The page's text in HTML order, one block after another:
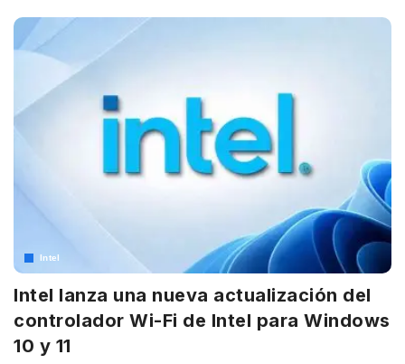
Intel
Intel lanza una nueva actualización del
controlador Wi-Fi de Intel para Windows
10 y 11